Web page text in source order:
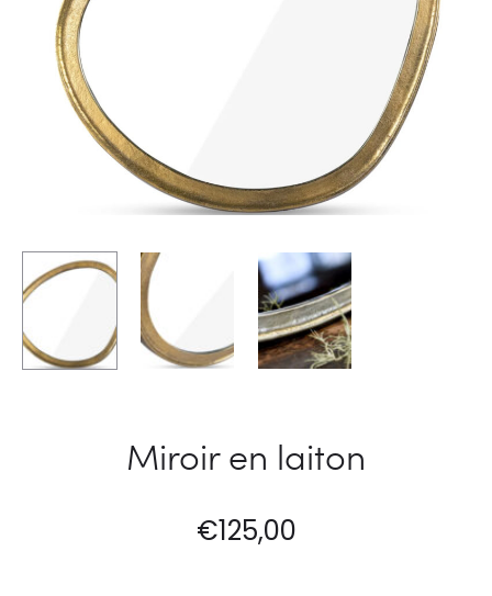
Miroir en laiton
€125,00